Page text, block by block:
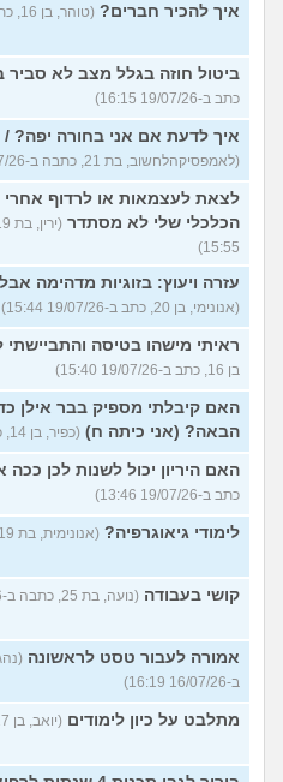
איך להכיר חברים? (טוהר, בן 16, כתב ב-19/07/26 16:26)
ביטול חוזה בגלל מצב לא סביר
כתב ב-19/07/26 16:15)
איך לדעת אם אני בחורה יפה?
(לאמפסיקהלחשוב, בת 21, כתבה ב-19/07/26 16:04)
לצאת לעצמאות או לרדוף אחרי
הכלכלי שלי לא מסתדר
15:55)
עזרה ויעוץ: בזוגיות מדהימה
(אנונימי, בן 20, כתב ב-19/07/26 15:44)
ראיתי מישהו בטיסה והתביישתי
בן 16, כתב ב-19/07/26 15:40)
האם קיבלתי מספיק בבר אילן
הבאה? (אני כיתה ח) (כפיר, בן 14, כתב ב-19/07/26 13:57)
האם היריון יכול לשנות לכן ככה
כתב ב-19/07/26 13:46)
לימודי גיאוגרפיה? (אנונימית, בת 19, כתבה ב-19/07/26 13:37)
קושי בעבודה (נועה, בת 25, כתבה ב-16/07/26 16:28)
אמורה לעבור טסט לראשונה
ב-16/07/26 16:19)
מתלבט על כיון לימודים (יואב, בן 27, כתב ב-16/07/26 16:10)